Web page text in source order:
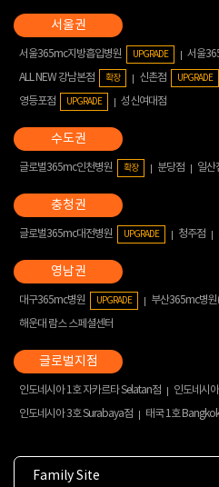
서울365mc지방흡입병원 UPGRADE 서울
ALL NEW 강남본점 확장 신촌점 UPGRADE
영등포점
UPGRADE 성신여대점
글로벌365mc인천병원 확장 분당점 일산
글로벌365mc대전병원 UPGRADE 청주점
대구365mc병원 UPGRADE 부산365mc병원
해운대 람스 스페셜센터
인도네시아 1호 자카르타 Selatan점
인도네시
인도네시아 3호 Surabaya점
태국 1호
Family Site